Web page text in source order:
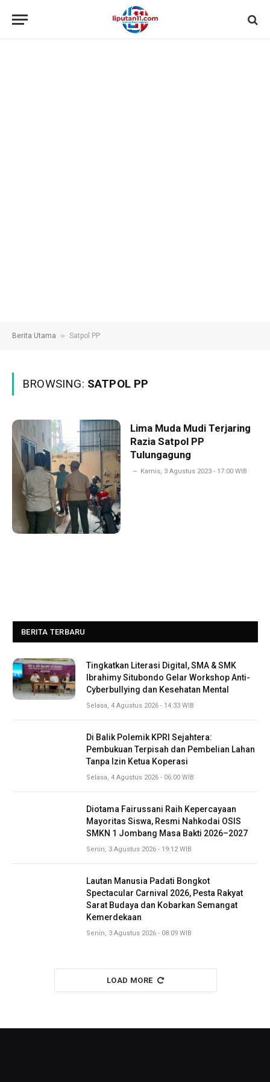
Berita Utama » Satpol PP
BROWSING: SATPOL PP
Lima Muda Mudi Terjaring
Razia Satpol PP
Tulungagung
Kamis, 3 Agustus 2023 - 17:00 WIB
BERITA TERBARU
Tingkatkan Literasi Digital, SMA & SMK
Ibrahimy Situbondo Gelar Workshop Anti-
Cyberbullying dan Kesehatan Mental
Selasa, 4 Agustus 2026 - 14:33 WIB
Di Balik Polemik KPRI Sejahtera:
Pembukuan Terpisah dan Pembelian Lahan
Tanpa Izin Ketua Koperasi
Selasa, 4 Agustus 2026 - 06:00 WIB
Diotama Fairussani Raih Kepercayaan
Mayoritas Siswa, Resmi Nahkodai OSIS
SMKN 1 Jombang Masa Bakti 2026–2027
Senin, 3 Agustus 2026 - 19:12 WIB
Lautan Manusia Padati Bongkot
Spectacular Carnival 2026, Pesta Rakyat
Sarat Budaya dan Kobarkan Semangat
Kemerdekaan
Senin, 3 Agustus 2026 - 08:09 WIB
LOAD MORE